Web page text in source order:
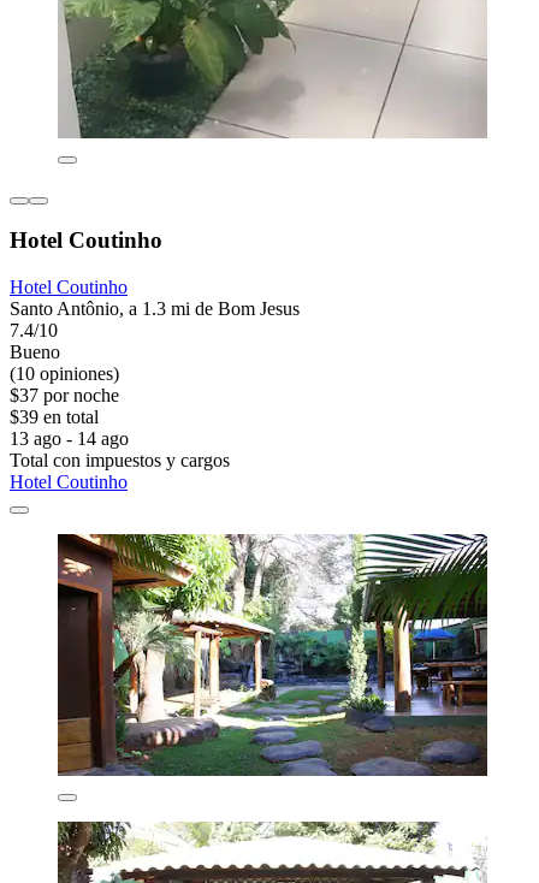
Hotel Coutinho
Hotel Coutinho
Santo Antônio, a 1.3 mi de Bom Jesus
7.4/10
Bueno
(10 opiniones)
$37 por noche
$39 en total
13 ago - 14 ago
Total con impuestos y cargos
Hotel Coutinho